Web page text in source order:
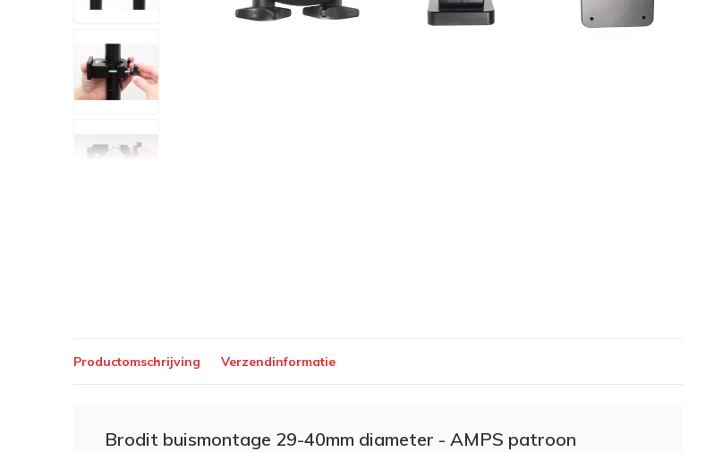
Productomschrijving Verzendinformatie
Brodit buismontage 29-40mm diameter - AMPS patroon